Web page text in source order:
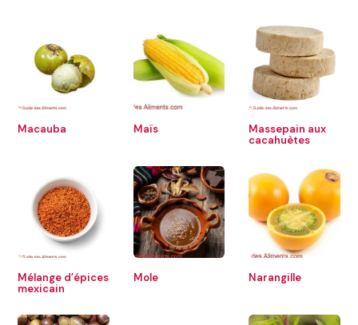
Macauba Maïs
Massepain aux
cacahuètes
Mélange d’épices
mexicain
Mole Narangille